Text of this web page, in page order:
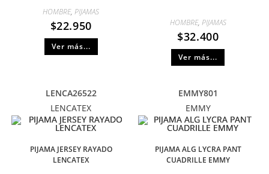
HOMBRE,PIJAMAS
$22.950
Ver más...
HOMBRE, PIJAMAS
$32.400
Ver más...
LENCA26522
LENCATEX
PIJAMA JERSEY RAYADO
LENCATEX
EMMY801
EMMY
PIJAMA ALG LYCRA PANT
CUADRILLE EMMY